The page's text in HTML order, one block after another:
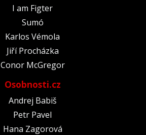
I am Figter
Sumó
Karlos Vémola
Jiří Procházka
Conor McGregor
Osobnosti.cz
Andrej Babiš
Petr Pavel
Hana Zagorová